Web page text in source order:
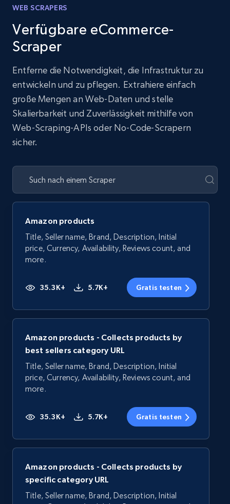
WEB SCRAPERS
Verfügbare eCommerce-
Scraper
Entferne die Notwendigkeit, die Infrastruktur zu
entwickeln und zu pflegen. Extrahiere einfach
große Mengen an Web-Daten und stelle
Skalierbarkeit und Zuverlässigkeit mithilfe von
Web-Scraping-APIs oder No-Code-Scrapern
sicher.
Amazon products
Title, Seller name, Brand, Description, Initial
price, Currency, Availability, Reviews count, and
more.
35.3K+ 5.7K+ Gratis testen
Amazon products - Collects products by
best sellers category URL
Title, Seller name, Brand, Description, Initial
price, Currency, Availability, Reviews count, and
more.
35.3K+ 5.7K+ Gratis testen
Amazon products - Collects products by
specific category URL
Title, Seller name, Brand, Description, Initial